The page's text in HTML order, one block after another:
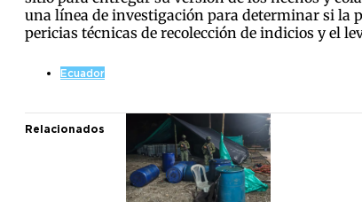
una línea de investigación para determinar si la
pericias técnicas de recolección de indicios y el
Ecuador
Relacionados